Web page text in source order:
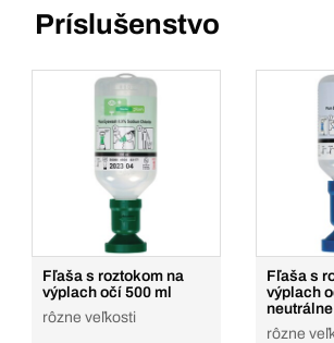
Príslušenstvo
Fľaša s roztokom na
výplach očí 500 ml
rôzne veľkosti
Fľaša s
výplach
neutrálne
rôzne